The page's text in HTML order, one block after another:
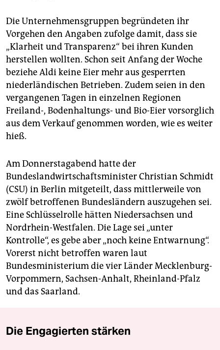
Die Unternehmensgruppen begründeten ihr
Vorgehen den Angaben zufolge damit, dass sie
„Klarheit und Transparenz“ bei ihren Kunden
herstellen wollten. Schon seit Anfang der Woche
beziehe Aldi keine Eier mehr aus gesperrten
niederländischen Betrieben. Zudem seien in den
vergangenen Tagen in einzelnen Regionen
Freiland-, Bodenhaltungs- und Bio-Eier vorsorglich
aus dem Verkauf genommen worden, wie es weiter
hieß.
Am Donnerstagabend hatte der
Bundeslandwirtschaftsminister Christian Schmidt
(CSU) in Berlin mitgeteilt, dass mittlerweile von
zwölf betroffenen Bundesländern auszugehen sei.
Eine Schlüsselrolle hätten Niedersachsen und
Nordrhein-Westfalen. Die Lage sei „unter
Kontrolle“, es gebe aber „noch keine Entwarnung“.
Vorerst nicht betroffen waren laut
Bundesministerium die vier Länder Mecklenburg-
Vorpommern, Sachsen-Anhalt, Rheinland-Pfalz
und das Saarland.
Die Engagierten stärken